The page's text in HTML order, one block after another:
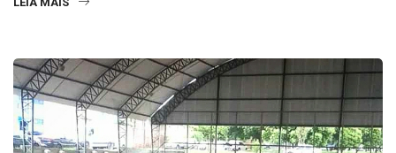
LEIA MAIS